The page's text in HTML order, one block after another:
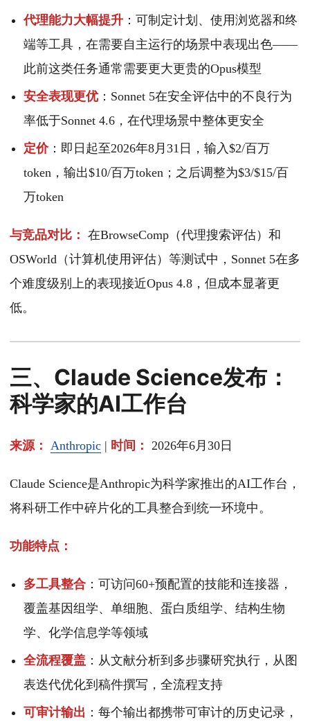
代理能力大幅提升 ：可制定计划、使用浏览器和终
端等工具，在需要自主运行的场景中表现出色——
此前这类任务通常需要更大更贵的Opus模型
安全表现更优：Sonnet 5在安全评估中的不良行为
率低于Sonnet 4.6，在代理场景中整体更安全
定价：即日起至2026年8月31日，输入$2/百万
token，输出$10/百万token；之后调整为$3/$15/百
万token
与竞品对比： 在BrowseComp（代理搜索评估）和
OSWorld（计算机使用评估）等测试中，Sonnet 5在多
个难度级别上的表现接近Opus 4.8，但成本显著更
低。
三、Claude Science发布：
科学家的AI工作台
来源： Anthropic | 时间： 2026年6月30日
Claude Science是Anthropic为科学家推出的AI工作台，
将科研工作中碎片化的工具整合到统一环境中。
功能特点：
多工具整合 ：可访问60+预配置的技能和连接器，
覆盖基因组学、单细胞、蛋白质组学、结构生物
学、化学信息学等领域
全流程覆盖 ：从文献分析到多步骤研究执行，从图
表迭代优化到稿件撰写，全流程支持
可审计输出 ：每个输出都携带可审计的历史记录，